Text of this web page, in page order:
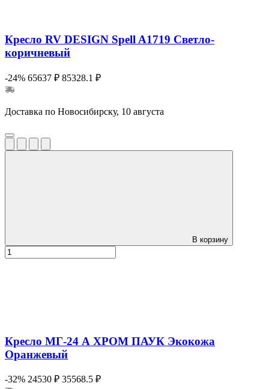
Кресло RV DESIGN Spell A1719 Светло-
коричневый
-24% 65637 ₽ 85328.1 ₽
Доставка по Новосибирску, 10 августа
В корзину
Кресло МГ-24 А ХРОМ ПАУК Экокожа
Оранжевый
-32% 24530 ₽ 35568.5 ₽